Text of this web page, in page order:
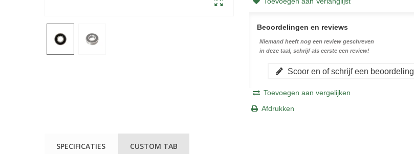
Beoordelingen en reviews
Niemand heeft nog een review geschreven
in deze taal, schrijf als eerste een review!
Scoor en of schrijf een beoordeling
Toevoegen aan vergelijken
Afdrukken
SPECIFICATIES CUSTOM TAB